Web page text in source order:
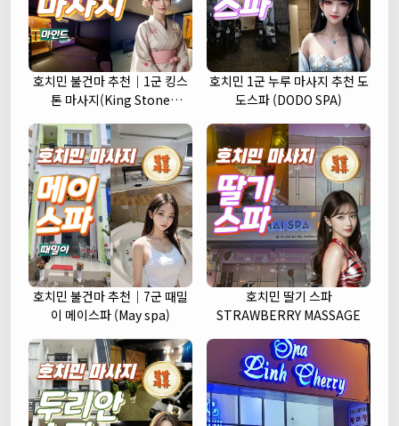
호치민 불건마 추천｜1군 킹스
톤 마사지(King Stone
호치민 1군 누루 마사지 추천 도
도스파 (DODO SPA)
호치민 불건마 추천｜7군 때밀
이 메이스파 (May spa)
호치민 딸기 스파
STRAWBERRY MASSAGE